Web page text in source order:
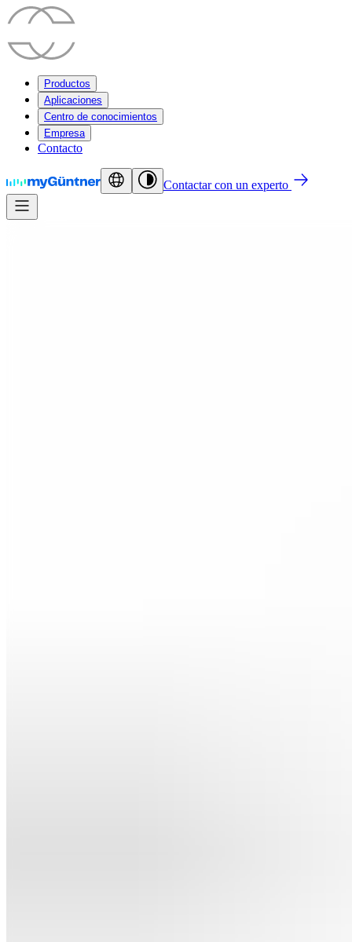
Productos
Aplicaciones
Centro de conocimientos
Empresa
Contacto
Contactar con un experto